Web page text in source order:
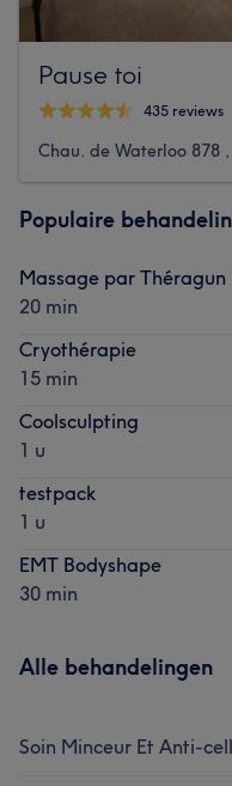
Pause toi
435 reviews
Chau. de Waterloo 878
Populaire
Massage par Théragun
20 min
Cryothérapie
15 min
Coolsculpting
1 u
testpack
1 u
EMT Bodyshape
30 min
Alle behandelingen
Soin Minceur Et Anti-